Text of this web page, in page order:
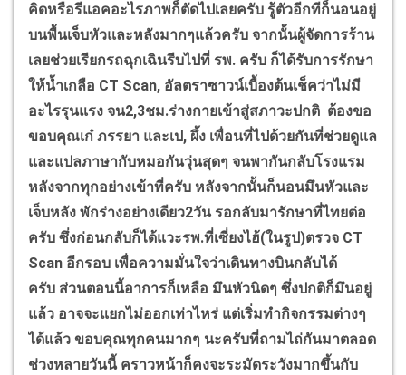
คิดหรือรีแอคอะไรภาพก็ตัดไปเลยครับ รู้ตัวอีกทีก็นอนอยู่
บนพื้นเจ็บหัวและหลังมากๆแล้วครับ จากนั้นผู้จัดการร้าน
เลยช่วยเรียกรถฉุกเฉินรีบไปที่ รพ. ครับ ก็ได้รับการรักษา
ให้น้ำเกลือ CT Scan, อัลตราซาวน์เบื้องต้นเช็คว่าไม่มี
อะไรรุนแรง จน2,3ชม.ร่างกายเข้าสู่สภาวะปกติ ต้องขอ
ขอบคุณเก๋ ภรรยา และเป, ผึ้ง เพื่อนที่ไปด้วยกันที่ช่วยดูแล
และแปลภาษากับหมอกันวุ่นสุดๆ จนพากันกลับโรงแรม
หลังจากทุกอย่างเข้าที่ครับ หลังจากนั้นก็นอนมึนหัวและ
เจ็บหลัง พักร่างอย่างเดียว2วัน รอกลับมารักษาที่ไทยต่อ
ครับ ​ซึ่งก่อนกลับก็ได้แวะรพ.ที่เซี่ยงไฮ้(ในรูป)ตรวจ CT
Scan อีกรอบ เพื่อความมั่นใจว่าเดินทางบินกลับได้
ครับ ส่วนตอนนี้อาการก็เหลือ มึนหัวนิดๆ ซึ่งปกติก็มึนอยู่
แล้ว อาจจะแยกไม่ออกเท่าไหร่ แต่เริ่มทำกิจกรรมต่างๆ
ได้แล้ว ขอบคุณทุกคนมากๆ นะครับที่ถามไถ่กันมาตลอด
ช่วงหลายวันนี้ คราวหน้าก็คงจะระมัดระวังมากขึ้นกับ